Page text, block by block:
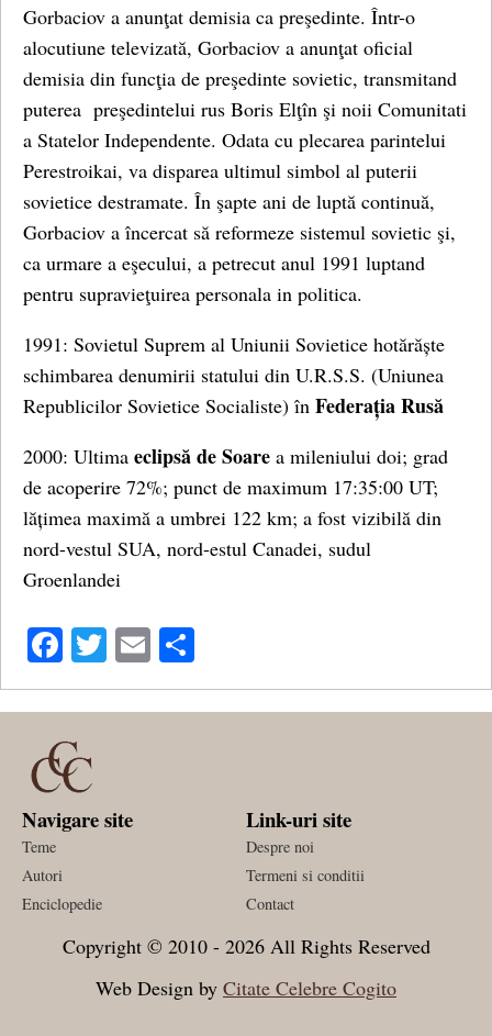
Gorbaciov a anunţat demisia ca preşedinte. Într-o
alocutiune televizată, Gorbaciov a anunţat oficial
demisia din funcţia de preşedinte sovietic, transmitand
puterea preşedintelui rus Boris Elţîn şi noii Comunitati
a Statelor Independente. Odata cu plecarea parintelui
Perestroikai, va disparea ultimul simbol al puterii
sovietice destramate. În şapte ani de luptă continuă,
Gorbaciov a încercat să reformeze sistemul sovietic şi,
ca urmare a eşecului, a petrecut anul 1991 luptand
pentru supravieţuirea personala in politica.
1991: Sovietul Suprem al Uniunii Sovietice hotărăște
schimbarea denumirii statului din U.R.S.S. (Uniunea
Republicilor Sovietice Socialiste) în Federația Rusă
2000: Ultima eclipsă de Soare a mileniului doi; grad
de acoperire 72%; punct de maximum 17:35:00 UT;
lățimea maximă a umbrei 122 km; a fost vizibilă din
nord-vestul SUA, nord-estul Canadei, sudul
Groenlandei
Facebook
Twitter
Email
Navigare site
Teme
Autori
Enciclopedie
Link-uri site
Despre noi
Termeni si conditii
Contact
Copyright © 2010 - 2026 All Rights Reserved
Web Design by Citate Celebre Cogito